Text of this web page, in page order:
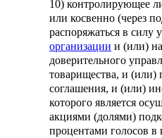
10) контролирующее
или косвенно (через
распоряжаться в силу
организации и (или)
доверительного
товарищества, и (или)
соглашения, и (или)
которого является
акциями (долями)
процентами голосов